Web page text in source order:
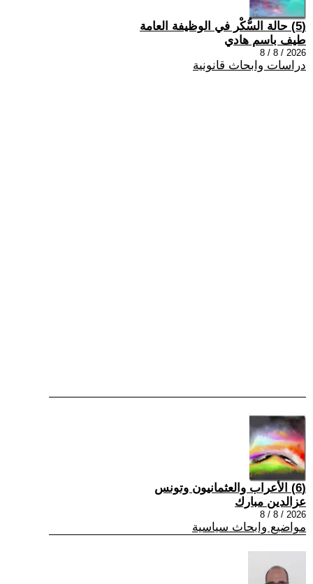
(5) حالة السُّكْر في الوظيفة العامة
طيف باسم هادي
2026 / 8 / 8
دراسات وابحاث قانونية
(6) الأعراب والعثمانيون وتونس
عزالدين مبارك
2026 / 8 / 8
مواضيع وابحاث سياسية